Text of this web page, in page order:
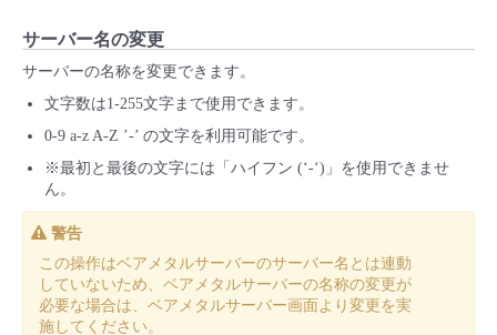
サーバー名の変更
サーバーの名称を変更できます。
文字数は1-255文字まで使用できます。
0-9 a-z A-Z ’-’ の文字を利用可能です。
※最初と最後の文字には「ハイフン (‘-‘)」を使用できませ
ん。
警告
この操作はベアメタルサーバーのサーバー名とは連動
していないため、ベアメタルサーバーの名称の変更が
必要な場合は、ベアメタルサーバー画面より変更を実
施してください。